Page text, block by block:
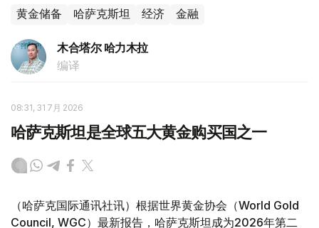
黄金储备 哈萨克斯坦 经济 金融
木合塔尔 哈力木拉
编译
08:31, 31 7月 2026
哈萨克斯坦是全球五大黄金购买国之一
（哈萨克国际通讯社讯）根据世界黄金协会（World Gold
Council, WGC）最新报告，哈萨克斯坦成为2026年第二